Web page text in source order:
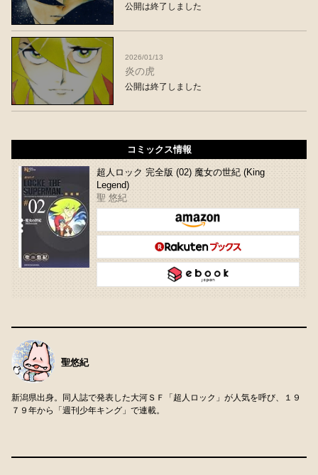
公開は終了しました
2026/01/13
炎の虎
公開は終了しました
コミックス情報
超人ロック 完全版 (02) 魔女の世紀 (King
Legend)
聖 悠紀
聖悠紀
新潟県出身。同人誌で発表した大河ＳＦ「超人ロック」が人気を呼び、１９
７９年から「週刊少年キング」で連載。